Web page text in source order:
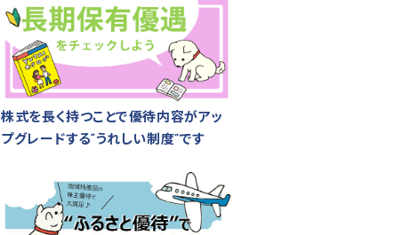
株式を長く持つことで優待内容がアッ
プグレードする“うれしい制度”です